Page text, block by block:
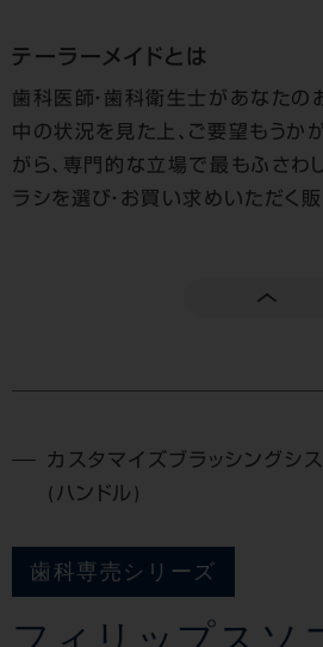
テーラーメイドとは
歯科医師・歯科衛生士があなたの
中の状況を見た上、ご要望もうか
がら、専門的な立場で最もふさわ
ラシを選び・お買い求めいただく
カスタマイズブラッシングシ
(ハンドル)
歯科専売シリーズ